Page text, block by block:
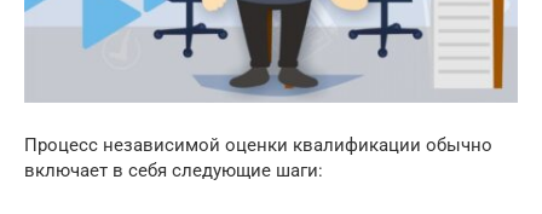
Процесс независимой оценки квалификации обычно
включает в себя следующие шаги: